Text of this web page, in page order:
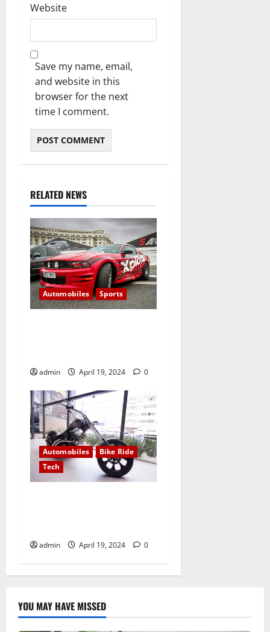
Website
Save my name, email,
and website in this
browser for the next
time I comment.
RELATED NEWS
Automobiles Sports
admin April 19, 2024 0
Automobiles
Bike Ride
Tech
admin April 19, 2024 0
YOU MAY HAVE MISSED